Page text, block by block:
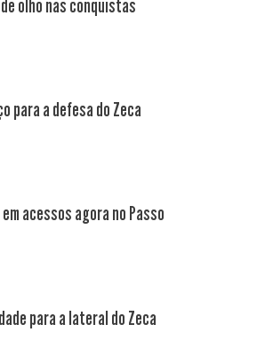
olho nas conquistas
para a defesa do Zeca
acessos agora no Passo
para a lateral do Zeca